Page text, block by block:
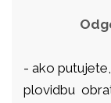
- ako
plovidbu